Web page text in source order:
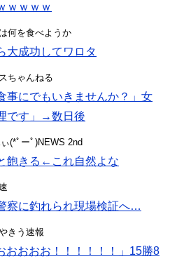
ｗｗｗｗ
何を食べようか
大成功してワロタ
ちゃんねる
事にでもいきませんか？」女
です」→数日後
(*ﾟーﾟ)NEWS 2nd
飽きる←これ自然よな
察に釣れられ現場検証へ…
きう速報
おおおお！！！！！！」15勝8